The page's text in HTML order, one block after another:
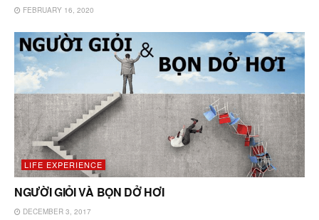
FEBRUARY 16, 2020
LIFE EXPERIENCE
NGƯỜI GIỎI VÀ BỌN DỞ HƠI
DECEMBER 3, 2017